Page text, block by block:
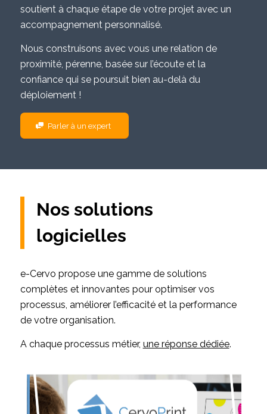
soutient à chaque étape de votre projet avec un
accompagnement personnalisé.
Nous construisons avec vous une relation de
proximité, pérenne, basée sur l’écoute et la
confiance qui se poursuit bien au-delà du
déploiement !
Parler à un expert
Nos solutions
logicielles
e-Cervo propose une gamme de solutions
complètes et innovantes pour optimiser vos
processus, améliorer l’efficacité et la performance
de votre organisation.
A chaque processus métier, une réponse dédiée.